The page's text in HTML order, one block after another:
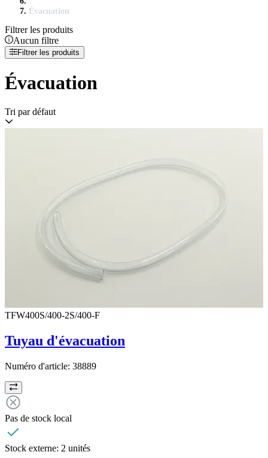
Évacuation
Filtrer les produits
Aucun filtre
Filtrer les produits
Évacuation
Tri par défaut
TFW400S/400-2S/400-F
Tuyau d'évacuation
Numéro d'article: 38889
Pas de stock local
Stock externe: 2 unités